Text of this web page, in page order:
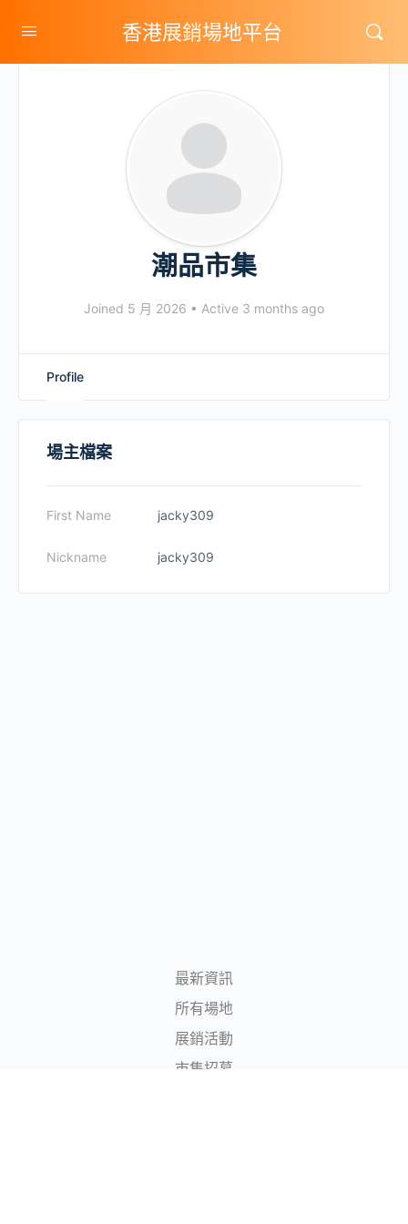
香港展銷場地平台
潮品市集
Joined 5 月 2026 • Active 3 months ago
Profile
場主檔案
First Name jacky309
Nickname jacky309
最新資訊
所有場地
展銷活動
市集招募